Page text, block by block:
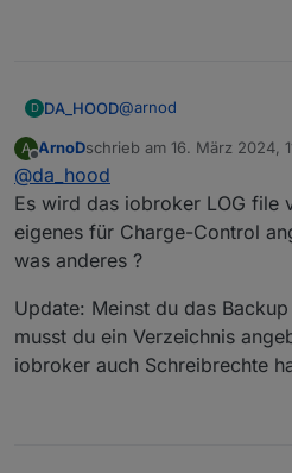
D DA_HOOD@arnod
Ja Notstrom habe ich
testen. Ich meine aber
eben auch nicht
Kannst du mir sagen
Muss das Verzeichnis
A
Offline
ArnoDschrieb am 16. März 2024,
zuletzt editiert von ArnoD
@da_hood
Es wird das iobroker LOG file
eigenes für Charge-Control
was anderes ?
Update: Meinst du das
musst du ein Verzeichnis
iobroker auch Schreibrechte